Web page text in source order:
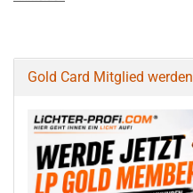
Gold Card Mitglied werden